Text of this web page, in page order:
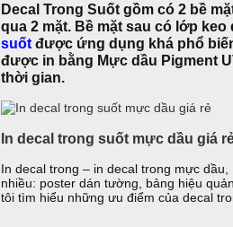
Decal Trong Suốt gồm có 2 bề
qua 2 mặt. Bề mặt sau có lớp
suốt được ứng dụng khá phổ
được in bằng Mực dầu Pigment
thời gian.
In decal trong suốt mực dầu giá
In decal trong – in decal trong mực
nhiều: poster dán tường, bảng hiệu
tôi tìm hiểu những ưu điểm của decal